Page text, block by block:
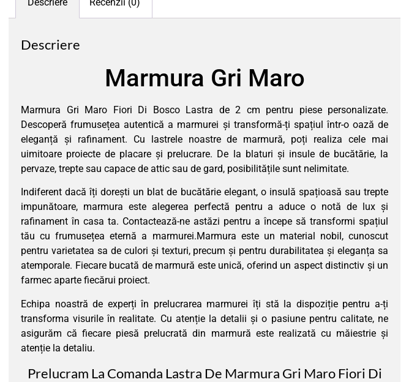
Descriere
Marmura Gri Maro
Marmura Gri Maro Fiori Di Bosco Lastra de 2 cm pentru piese personalizate.
Descoperă frumusețea autentică a marmurei și transformă-ți spațiul într-o oază de
eleganță și rafinament. Cu lastrele noastre de marmură, poți realiza cele mai
uimitoare proiecte de placare și prelucrare. De la blaturi și insule de bucătărie, la
pervaze, trepte sau capace de attic sau de gard, posibilitățile sunt nelimitate.
Indiferent dacă îți dorești un blat de bucătărie elegant, o insulă spațioasă sau trepte
impunătoare, marmura este alegerea perfectă pentru a aduce o notă de lux și
rafinament în casa ta. Contactează-ne astăzi pentru a începe să transformi spațiul
tău cu frumusețea eternă a marmurei.Marmura este un material nobil, cunoscut
pentru varietatea sa de culori și texturi, precum și pentru durabilitatea și eleganța sa
atemporale. Fiecare bucată de marmură este unică, oferind un aspect distinctiv și un
farmec aparte fiecărui proiect.
Echipa noastră de experți în prelucrarea marmurei îți stă la dispoziție pentru a-ți
transforma visurile în realitate. Cu atenție la detalii și o pasiune pentru calitate, ne
asigurăm că fiecare piesă prelucrată din marmură este realizată cu măiestrie și
atenție la detaliu.
Prelucram La Comanda Lastra De Marmura Gri Maro Fiori Di